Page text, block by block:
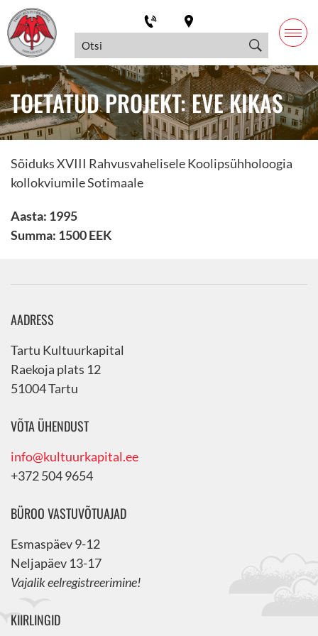
TOETATUD PROJEKT: EVE KIKAS
Sõiduks XVIII Rahvusvahelisele Koolipsühholoogia
kollokviumile Sotimaale
Aasta: 1995
Summa: 1500 EEK
AADRESS
Tartu Kultuurkapital
Raekoja plats 12
51004 Tartu
VÕTA ÜHENDUST
info@kultuurkapital.ee
+372 504 9654
BÜROO VASTUVÕTUAJAD
Esmaspäev 9-12
Neljapäev 13-17
Vajalik eelregistreerimine!
KIIRLINGID